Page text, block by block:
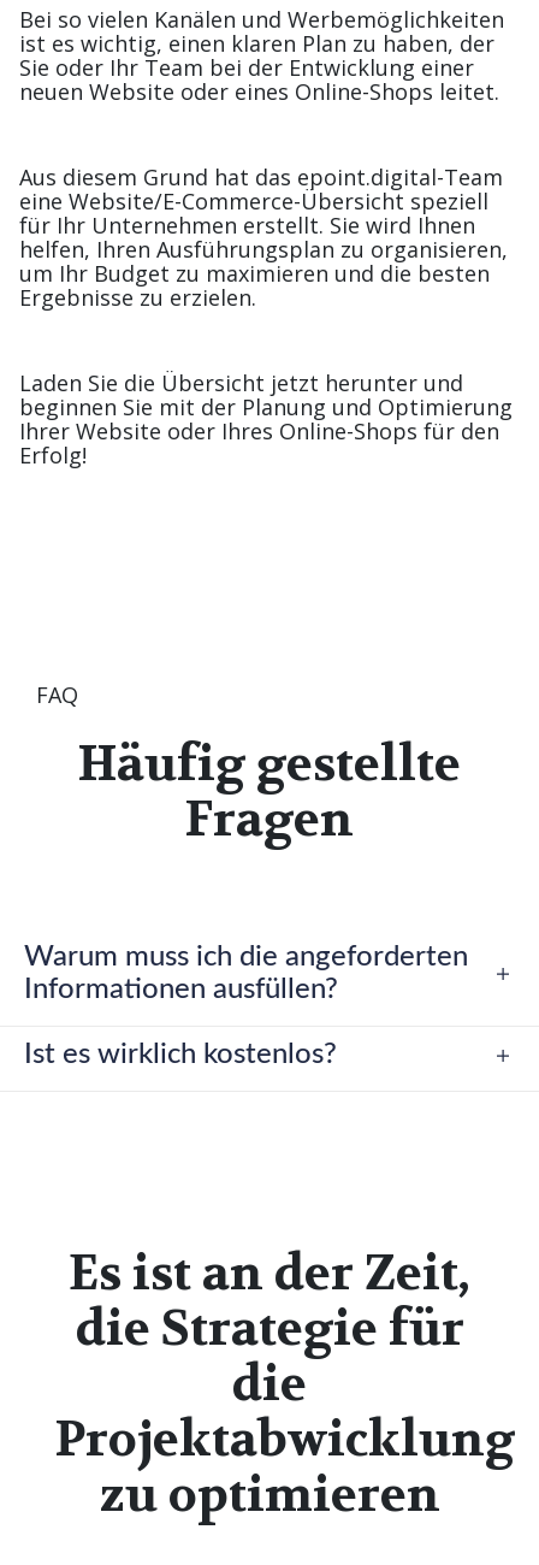
Bei so vielen Kanälen und Werbemöglichkeiten
ist es wichtig, einen klaren Plan zu haben, der
Sie oder Ihr Team bei der Entwicklung einer
neuen Website oder eines Online-Shops leitet.
Aus diesem Grund hat das epoint.digital-Team
eine Website/E-Commerce-Übersicht speziell
für Ihr Unternehmen erstellt. Sie wird Ihnen
helfen, Ihren Ausführungsplan zu organisieren,
um Ihr Budget zu maximieren und die besten
Ergebnisse zu erzielen.
Laden Sie die Übersicht jetzt herunter und
beginnen Sie mit der Planung und Optimierung
Ihrer Website oder Ihres Online-Shops für den
Erfolg!
FAQ
Häufig gestellte
Fragen
Warum muss ich die angeforderten
Informationen ausfüllen?
Ist es wirklich kostenlos?
Es ist an der Zeit,
die Strategie für
die
Projektabwicklung
zu optimieren